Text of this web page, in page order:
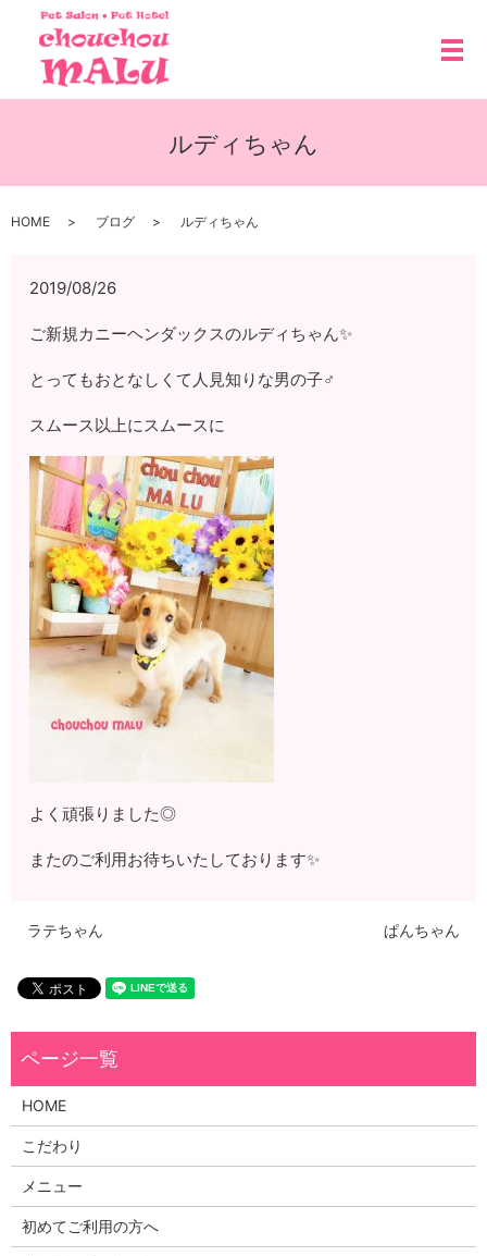
メ
ルディちゃん
HOME ブログ ルディちゃん
2019/08/26
ご新規カニーヘンダックスのルディちゃん✨
とってもおとなしくて人見知りな男の子♂
スムース以上にスムースに
よく頑張りました◎
またのご利用お待ちいたしております✨
ラテちゃん ぱんちゃん
HOME
こだわり
メニュー
初めてご利用の方へ